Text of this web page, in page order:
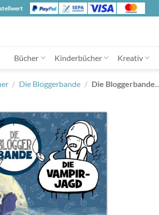
Bücher Kinderbücher Kreativ
/ Die Bloggerbande / Die